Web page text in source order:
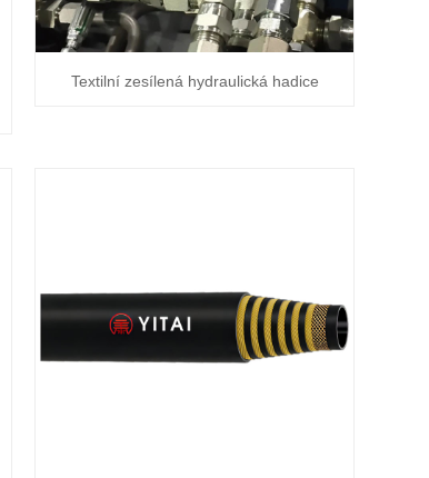
Textilní zesílená hydraulická hadice